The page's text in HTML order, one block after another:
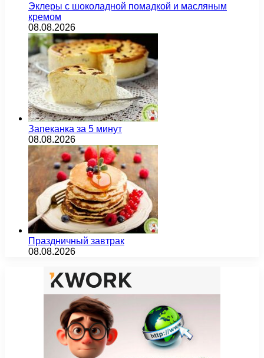
Эклеры с шоколадной помадкой и масляным
кремом
08.08.2026
Запеканка за 5 минут
08.08.2026
Праздничный завтрак
08.08.2026